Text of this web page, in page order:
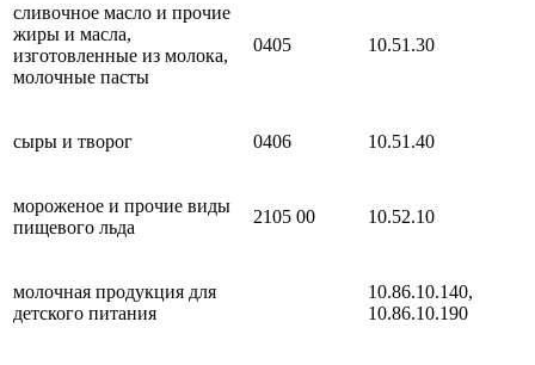
сливочное масло и прочие
жиры и масла,
изготовленные из молока,
молочные пасты
0405 10.51.30
сыры и творог 0406 10.51.40
мороженое и прочие виды
пищевого льда
2105 00 10.52.10
молочная продукция для
детского питания
10.86.10.140,
10.86.10.190